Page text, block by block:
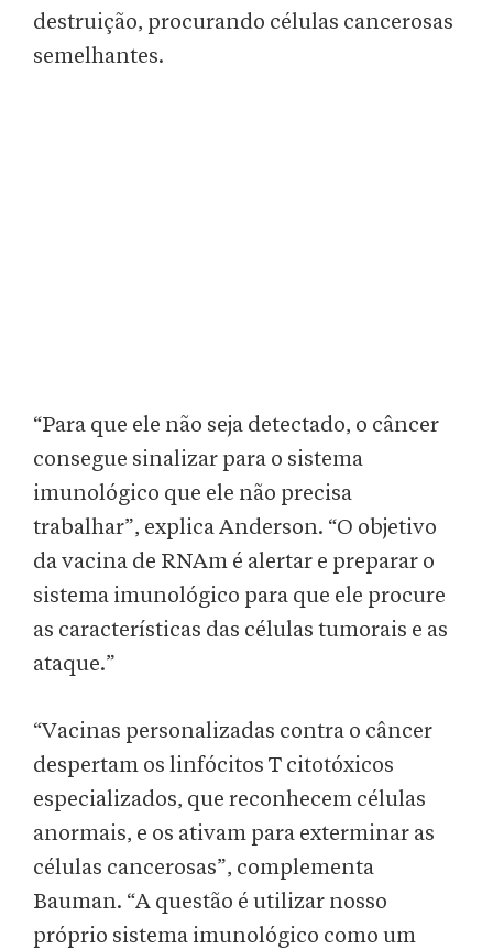
destruição, procurando células cancerosas
semelhantes.
“Para que ele não seja detectado, o câncer
consegue sinalizar para o sistema
imunológico que ele não precisa
trabalhar”, explica Anderson. “O objetivo
da vacina de RNAm é alertar e preparar o
sistema imunológico para que ele procure
as características das células tumorais e as
ataque.”
“Vacinas personalizadas contra o câncer
despertam os linfócitos T citotóxicos
especializados, que reconhecem células
anormais, e os ativam para exterminar as
células cancerosas”, complementa
Bauman. “A questão é utilizar nosso
próprio sistema imunológico como um